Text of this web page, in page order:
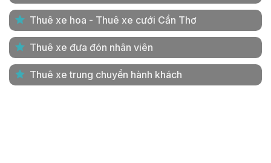
Thuê xe hoa - Thuê xe cưới Cần Thơ
Thuê xe đưa đón nhân viên
Thuê xe trung chuyển hành khách